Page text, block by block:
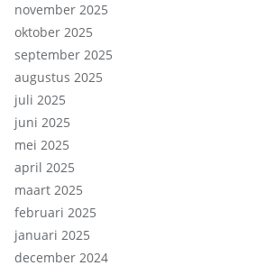
november 2025
oktober 2025
september 2025
augustus 2025
juli 2025
juni 2025
mei 2025
april 2025
maart 2025
februari 2025
januari 2025
december 2024